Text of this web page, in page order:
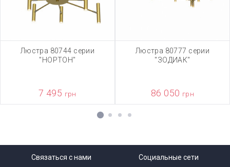
Люстра 80744 серии
"НОРТОН"
7 495 грн
Люстра 80777 серии
"ЗОДИАК"
86 050 грн
1 2 3 4
Связаться с нами Социальные сети